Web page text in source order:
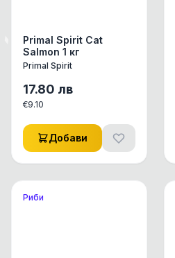
Primal Spirit Cat
Salmon 1 кг
Primal Spirit
17.80 лв
€9.10
Добави
Риби